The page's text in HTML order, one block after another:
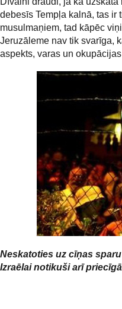
debesīs Tempļa kalnā, tas ir
musulmaņiem, tad kāpēc
Jeruzāleme nav tik svarīga,
aspekts, varas un
Neskatoties uz cīņas
Izraēlai notikuši arī